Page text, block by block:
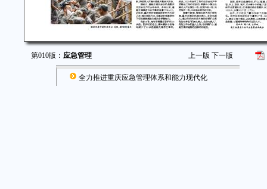
第010版： 应急管理 上一版 下一版
全力推进重庆应急管理体系和能力现代化